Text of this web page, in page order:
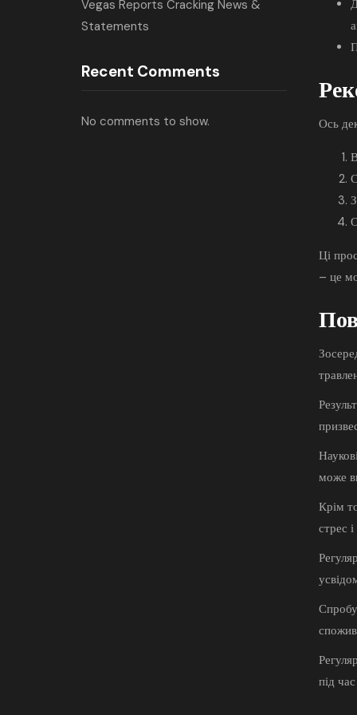
Ось
Ці
– це
може
Крім
стрес
під
Vegas Reports Cracking News &
Statements
Recent Comments
No comments to show.